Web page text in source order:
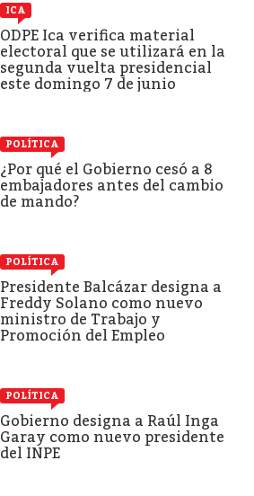
ICA
ODPE Ica verifica material
electoral que se utilizará en la
segunda vuelta presidencial
este domingo 7 de junio
POLÍTICA
¿Por qué el Gobierno cesó a 8
embajadores antes del cambio
de mando?
POLÍTICA
Presidente Balcázar designa a
Freddy Solano como nuevo
ministro de Trabajo y
Promoción del Empleo
POLÍTICA
Gobierno designa a Raúl Inga
Garay como nuevo presidente
del INPE